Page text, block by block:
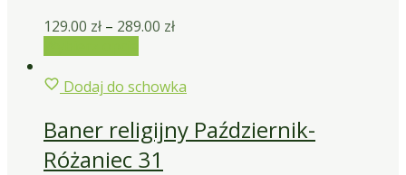
129.00 zł – 289.00 zł
Dodaj do schowka
Baner religijny Październik-
Różaniec 31